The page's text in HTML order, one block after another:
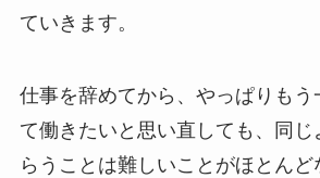
ていきます。
仕事を辞めてから、やっぱりもう
て働きたいと思い直しても、同じ
らうことは難しいことがほとん